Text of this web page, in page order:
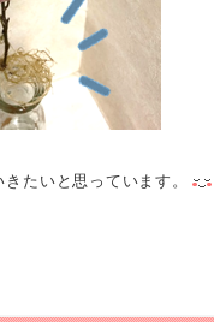
たいと思っています。